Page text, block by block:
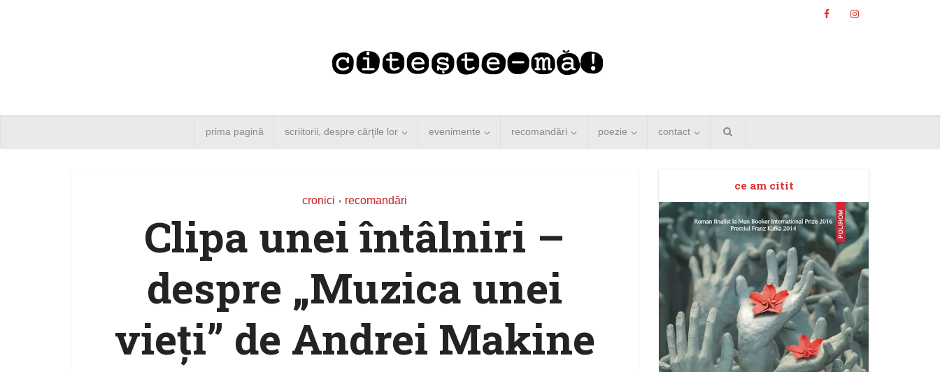
prima pagină scriitorii, despre cărţile lor evenimente recomandări poezie contact
cronici • recomandări
Clipa unei întâlniri –
despre „Muzica unei
vieți” de Andrei Makine
ce am citit